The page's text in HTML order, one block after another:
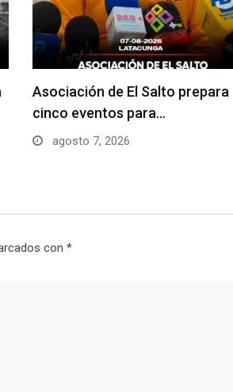
Asociación de El Salto prepara
cinco eventos para…
agosto 7, 2026
con *